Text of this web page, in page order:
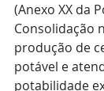
(Anexo XX da
Consolidação
produção de
potável e
potabilidade